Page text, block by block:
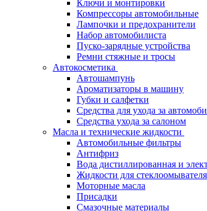
Ключи и монтировки
Компрессоры автомобильные
Лампочки и предохранители
Набор автомобилиста
Пуско-зарядные устройства
Ремни стяжные и тросы
Автокосметика
Автошампунь
Ароматизаторы в машину
Губки и салфетки
Средства для ухода за
Средства ухода за салоном
Масла и технические жидкости
Автомобильные фильтры
Антифриз
Вода дистиллированная и
Жидкости для стеклоомывателя
Моторные масла
Присадки
Смазочные материалы